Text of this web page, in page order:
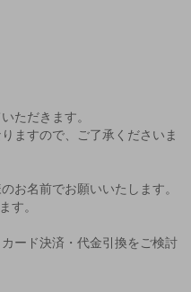
ただきます。
ますので、ご了承くださいま
お名前でお願いいたします。
す。
ード決済・代金引換をご検討